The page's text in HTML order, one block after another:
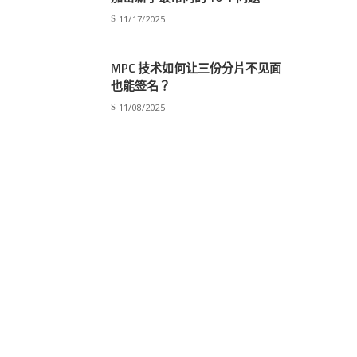
11/17/2025
MPC 技术如何让三份分片不见面
也能签名？
11/08/2025